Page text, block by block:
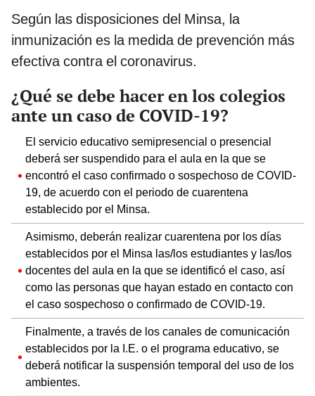
Según las disposiciones del Minsa, la
inmunización es la medida de prevención más
efectiva contra el coronavirus.
¿Qué se debe hacer en los colegios
ante un caso de COVID-19?
El servicio educativo semipresencial o presencial
deberá ser suspendido para el aula en la que se
encontró el caso confirmado o sospechoso de COVID-
19, de acuerdo con el periodo de cuarentena
establecido por el Minsa.
Asimismo, deberán realizar cuarentena por los días
establecidos por el Minsa las/los estudiantes y las/los
docentes del aula en la que se identificó el caso, así
como las personas que hayan estado en contacto con
el caso sospechoso o confirmado de COVID-19.
Finalmente, a través de los canales de comunicación
establecidos por la I.E. o el programa educativo, se
deberá notificar la suspensión temporal del uso de los
ambientes.